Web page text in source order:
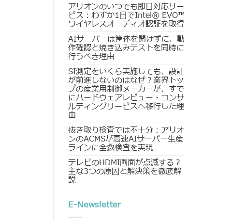
アリオンのいつでも即日対応サー
ビス：わずか1日でIntel® EVO™
ワイヤレスオーディオ認証を取得
AIサーバーは筐体を開けずに、動
作確認と焼き込みテストを同時に
行うべき理由
SI測定をいくら実施しても、設計
が前進しないのはなぜ？業界トッ
プの産業用制御メーカーが、すで
にハードウェアレビュー・コンサ
ルティングサービスへ移行した理
由
抜き取り検査では不十分：アリオ
ンのACMSが高速AIサーバー生産
ラインに全数検査を実現
テレビのHDMI画面が点滅する？
主な3つの原因と解決策を徹底解
説
E-Newsletter